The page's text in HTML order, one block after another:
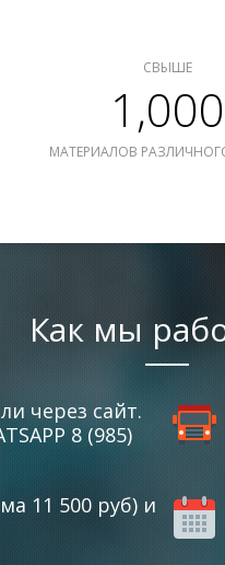
СВЫШЕ
1,000
МАТЕРИАЛОВ
Как мы
через сайт.
8 (985)
11 500 руб) и